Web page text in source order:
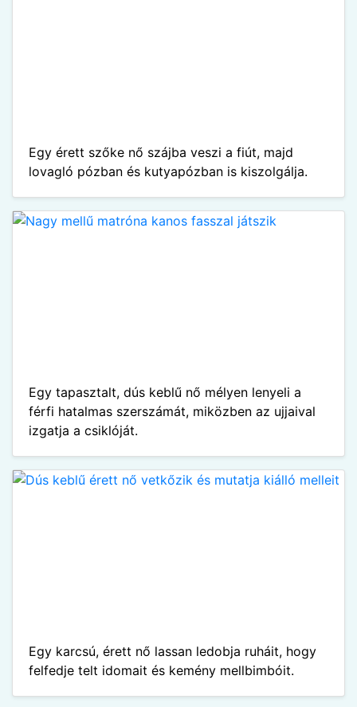
Egy érett szőke nő szájba veszi a fiút, majd
lovagló pózban és kutyapózban is kiszolgálja.
Egy tapasztalt, dús keblű nő mélyen lenyeli a
férfi hatalmas szerszámát, miközben az ujjaival
izgatja a csiklóját.
Egy karcsú, érett nő lassan ledobja ruháit, hogy
felfedje telt idomait és kemény mellbimbóit.